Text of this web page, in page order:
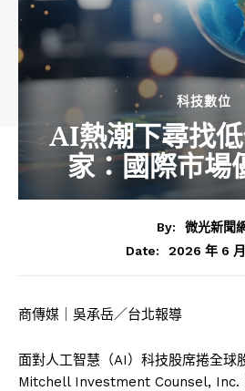
科技數位
AI熱潮下尋找
家：國際市場
By:
微光新聞
Date:
2026 年 6
商傳媒｜吳承岳／台北報導
面對人工智慧（AI）科技股席捲全球
Mitchell Investment Counsel, Inc.